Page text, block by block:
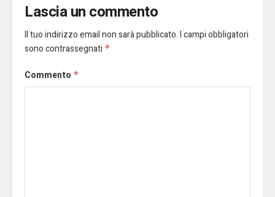
Lascia un commento
Il tuo indirizzo email non sarà pubblicato.I campi obbligatori
sono contrassegnati *
Commento *